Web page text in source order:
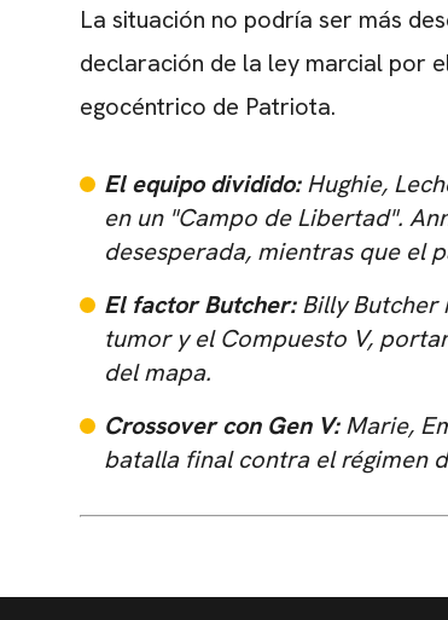
La situación no podría ser más
declaración de la ley marcial por
egocéntrico de Patriota.
El equipo dividido:Hughie,
en un "Campo de Libertad".
desesperada, mientras que el
El factor Butcher:Billy Butcher
tumor y el Compuesto V,
del mapa.
Crossover con Gen V:Marie,
batalla final contra el régimen